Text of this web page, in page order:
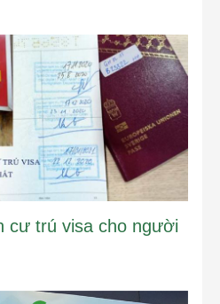
cư trú visa cho người